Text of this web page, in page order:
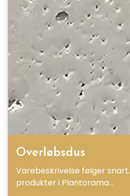
Overløbsdus
Varebeskrivelse følger
produkter i Plantorama…